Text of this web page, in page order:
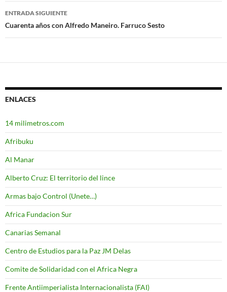
de
entradas
ENTRADA SIGUIENTE
Cuarenta años con Alfredo Maneiro. Farruco Sesto
ENLACES
14 milimetros.com
Afribuku
Al Manar
Alberto Cruz: El territorio del lince
Armas bajo Control (Unete…)
Africa Fundacion Sur
Canarias Semanal
Centro de Estudios para la Paz JM Delas
Comite de Solidaridad con el Africa Negra
Frente Antiimperialista Internacionalista (FAI)